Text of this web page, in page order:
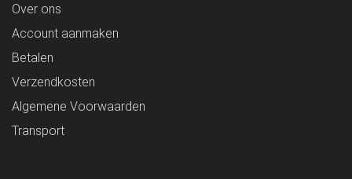
Over ons
Account aanmaken
Betalen
Verzendkosten
Algemene Voorwaarden
Transport